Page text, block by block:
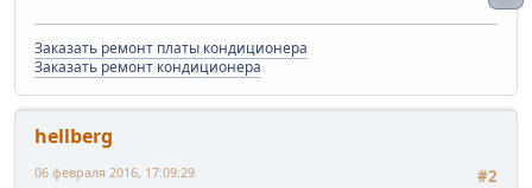
Заказать ремонт платы кондиционера
Заказать ремонт кондиционера
hellberg
#2
06 февраля 2016, 17:09:29